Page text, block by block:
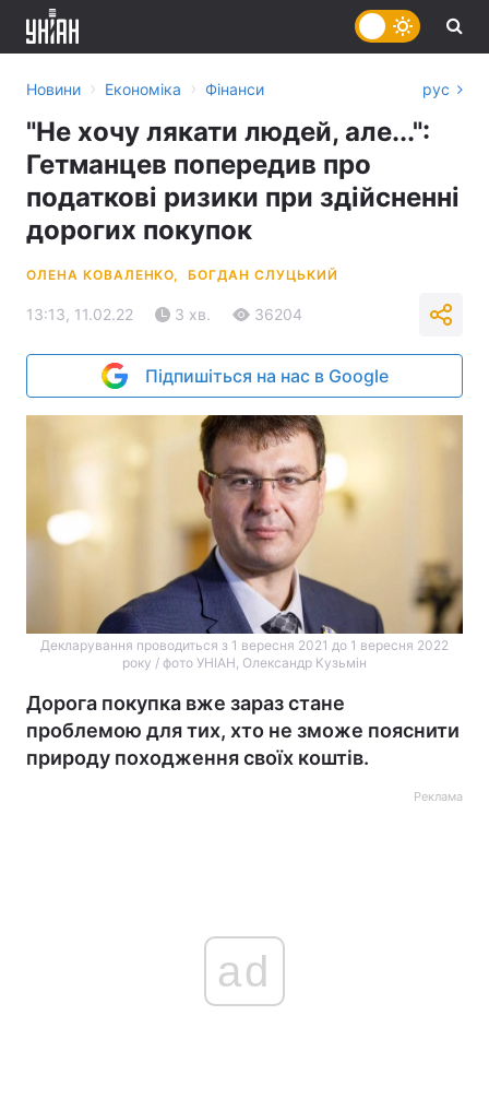
Новини › Економіка › Фінанси рус
"Не хочу лякати людей, але...":
Гетманцев попередив про
податкові ризики при здійсненні
дорогих покупок
ОЛЕНА КОВАЛЕНКО, БОГДАН СЛУЦЬКИЙ
13:13, 11.02.22 3 хв. 36204
Підпишіться на нас в Google
Декларування проводиться з 1 вересня 2021 до 1 вересня 2022
року / фото УНІАН, Олександр Кузьмін
Дорога покупка вже зараз стане
проблемою для тих, хто не зможе пояснити
природу походження своїх коштів.
Реклама
ad